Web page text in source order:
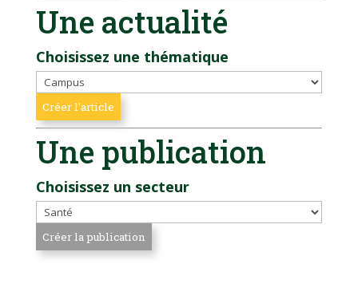
Une actualité
Choisissez une thématique
Une publication
Choisissez un secteur